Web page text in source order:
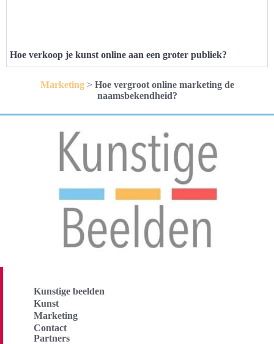
Hoe verkoop je kunst online aan een groter publiek?
Marketing> Hoe vergroot online marketing de
naamsbekendheid?
Kunstige beelden
Kunst
Marketing
Contact
Partners